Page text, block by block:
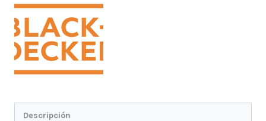
-
Negro
cantidad
Descripción